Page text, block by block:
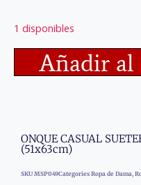
1 disponibles
Añadir al
ONQUE CASUAL
(51x63cm)
SKU MSP049Categories Ropa de Dama,